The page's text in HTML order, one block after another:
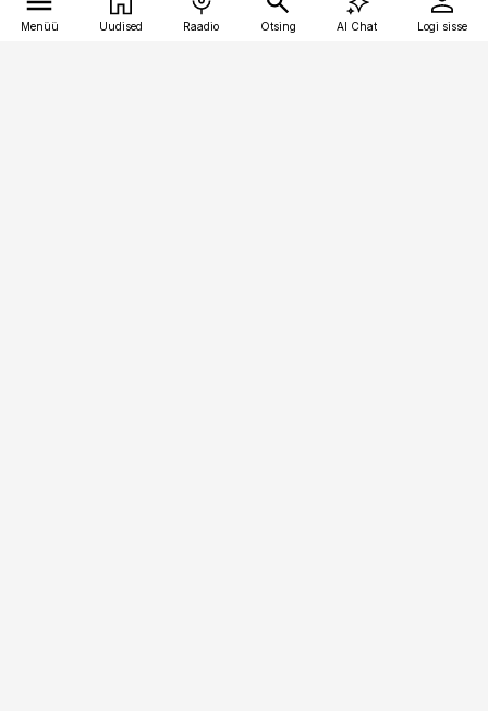
Menüü Uudised Raadio Otsing AI Chat Logi sisse